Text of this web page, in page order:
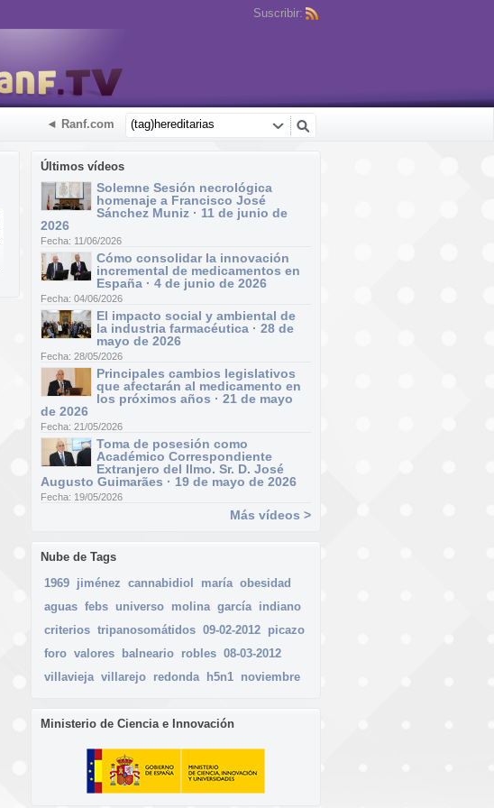
Suscribir:
◄ Ranf.com
Últimos vídeos
Solemne Sesión necrológica
homenaje a Francisco José
Sánchez Muniz · 11 de junio de
2026
Fecha: 11/06/2026
Cómo consolidar la innovación
incremental de medicamentos en
España · 4 de junio de 2026
Fecha: 04/06/2026
El impacto social y ambiental de
la industria farmacéutica · 28 de
mayo de 2026
Fecha: 28/05/2026
Principales cambios legislativos
que afectarán al medicamento en
los próximos años · 21 de mayo
de 2026
Fecha: 21/05/2026
Toma de posesión como
Académico Correspondiente
Extranjero del Ilmo. Sr. D. José
Augusto Guimarães · 19 de mayo de 2026
Fecha: 19/05/2026
Más vídeos >
Nube de Tags
1969 jiménez cannabidiol maría obesidad
aguas febs universo molina garcía indiano
criterios tripanosomátidos 09-02-2012 picazo
foro valores balneario robles 08-03-2012
villavieja villarejo redonda h5n1 noviembre
Ministerio de Ciencia e Innovación